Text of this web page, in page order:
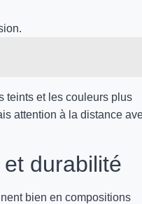
teints et les couleurs plus
attention à la distance
durabilité
bien en compositions